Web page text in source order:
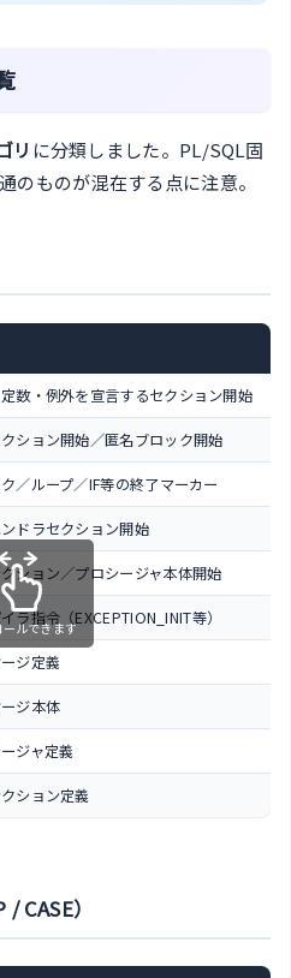
リ に分類しました。PL/SQL固
のものが混在する点に注意。
数・例外を宣言するセクション開始
ション開始／匿名ブロック開始
／ループ／IF等の終了マーカー
ドラセクション開始
ション／プロシージャ本体開始
ラ指令（EXCEPTION_INIT等）
ジ定義
ジ本体
ジャ定義
ション定義
ルできます
CASE）